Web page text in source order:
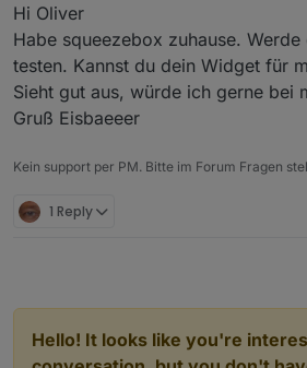
Hi Oliver
Habe squeezebox zuhause.
testen. Kannst du dein Widget für
Sieht gut aus, würde ich gerne bei
Gruß Eisbaeeer
Kein support per PM. Bitte im Forum Fragen
1 Reply
Hello! It looks like you're